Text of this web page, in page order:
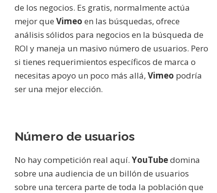
de los negocios. Es gratis, normalmente actúa
mejor que Vimeo en las búsquedas, ofrece
análisis sólidos para negocios en la búsqueda de
ROI y maneja un masivo número de usuarios. Pero
si tienes requerimientos específicos de marca o
necesitas apoyo un poco más allá, Vimeo podría
ser una mejor elección.
Número de usuarios
No hay competición real aquí. YouTubedomina
sobre una audiencia de un billón de usuarios
sobre una tercera parte de toda la población que